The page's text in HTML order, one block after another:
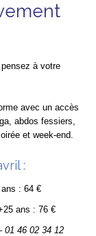
à votre
avec un accès
abdos fessiers,
et week-end.
:
: 64 €
ans : 76 €
01 46 02 34 12